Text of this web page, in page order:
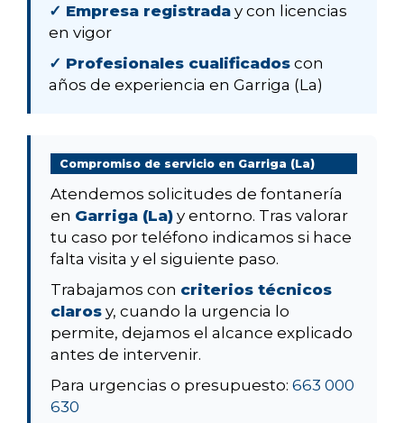
✓ Empresa registrada y con licencias
en vigor
✓ Profesionales cualificados con
años de experiencia en Garriga (La)
Compromiso de servicio en Garriga (La)
Atendemos solicitudes de fontanería
en Garriga (La) y entorno. Tras valorar
tu caso por teléfono indicamos si hace
falta visita y el siguiente paso.
Trabajamos con criterios técnicos
claros y, cuando la urgencia lo
permite, dejamos el alcance explicado
antes de intervenir.
Para urgencias o presupuesto: 663 000
630